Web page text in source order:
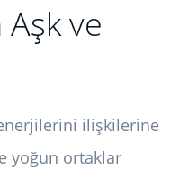
ve
ilişkilerine
yoğun ortaklar